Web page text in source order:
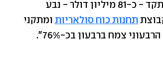
בחברה מסבירים כי רוב הרווח ברבעון המקביל אשתקד - כ-81 מיליון דולר - נבע
תחנות כוח סולאריות ומתקני
צמח ברבעון בכ-76%".